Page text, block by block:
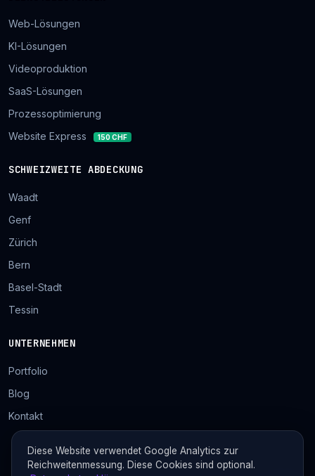
Web-Lösungen
KI-Lösungen
Videoproduktion
SaaS-Lösungen
Prozessoptimierung
Website Express
150 CHF
SCHWEIZWEITE ABDECKUNG
Waadt
Genf
Zürich
Bern
Basel-Stadt
Tessin
UNTERNEHMEN
Portfolio
Blog
Kontakt
Diese Website verwendet Google Analytics zur
Reichweitenmessung. Diese Cookies sind optional.